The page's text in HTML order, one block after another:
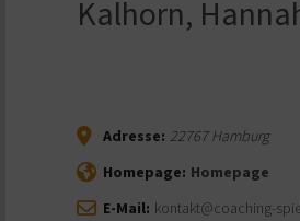
Kalhorn,
Adresse: 22767Hamburg
Homepage: Homepage
E-Mail: kontakt@coaching-